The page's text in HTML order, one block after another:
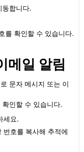
동합니다.
를 확인할 수 있습니다.
메일 알림
문자 메시지 또는 이
인할 수 있습니다.
세요.
번호를 복사해 추적에